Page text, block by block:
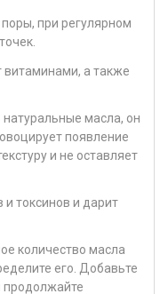
при регулярном
витаминами, а также
масла, он
появление
и не оставляет
токсинов и дарит
количество масла
его. Добавьте